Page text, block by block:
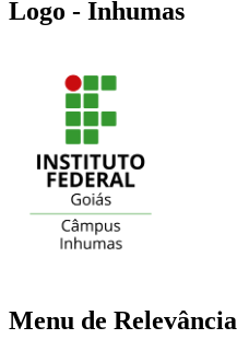
Logo - Inhumas
Menu de Relevância